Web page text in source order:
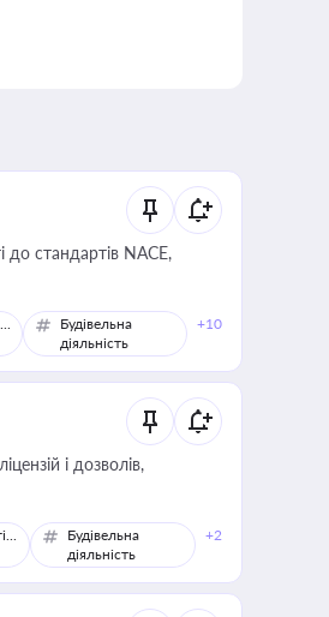
до стандартів NACE,
Торгівля
Будівельна
діяльність
+10
і дозволів,
Торгівля
Будівельна
діяльність
+2